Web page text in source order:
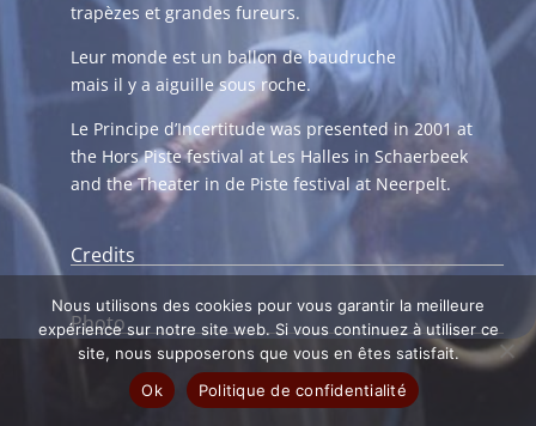
trapèzes et grandes fureurs.
Leur monde est un ballon de baudruche
mais il y a aiguille sous roche.
Le Principe d’Incertitude was presented in 2001 at
the Hors Piste festival at Les Halles in Schaerbeek
and the Theater in de Piste festival at Neerpelt.
Credits
Photo
Nous utilisons des cookies pour vous garantir la meilleure
expérience sur notre site web. Si vous continuez à utiliser ce
site, nous supposerons que vous en êtes satisfait.
Ok
Politique de confidentialité